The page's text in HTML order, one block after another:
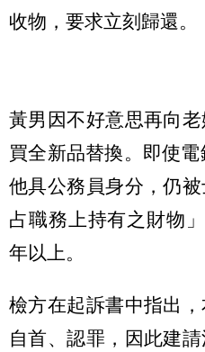
收物，要求立刻歸還。
黃男因不好意思再向
買全新品替換。即使
他具公務員身分，仍
占職務上持有之財物
年以上。
檢方在起訴書中指出
自首、認罪，因此建